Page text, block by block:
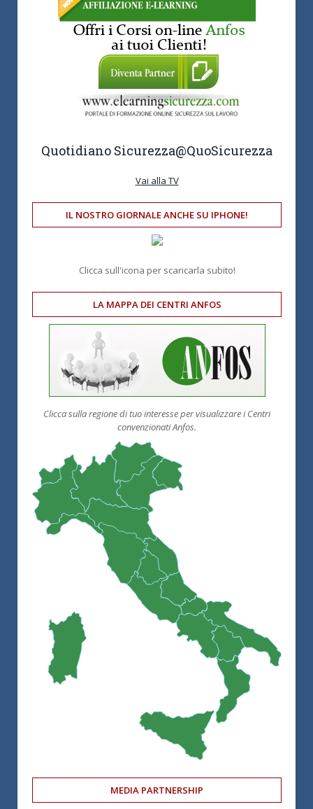
Quotidiano Sicurezza@QuoSicurezza
Vai alla TV
IL NOSTRO GIORNALE ANCHE SU IPHONE!
Clicca sull'icona per scaricarla subito!
LA MAPPA DEI CENTRI ANFOS
Clicca sulla regione di tuo interesse per visualizzare i Centri
convenzionati Anfos.
MEDIA PARTNERSHIP